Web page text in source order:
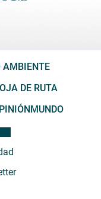
AMBIENTE
DE RUTA
MUNDO